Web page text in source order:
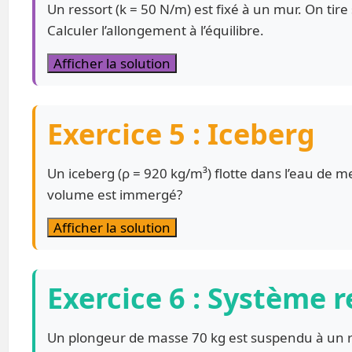
Un ressort (k = 50 N/m) est fixé à un mur. On
Calculer l’allongement à l’équilibre.
Afficher la solution
Exercice 5 : Iceberg
Un iceberg (ρ = 920 kg/m³) flotte dans l’eau de
volume est immergé?
Afficher la solution
Exercice 6 : Système
Un plongeur de masse 70 kg est suspendu à